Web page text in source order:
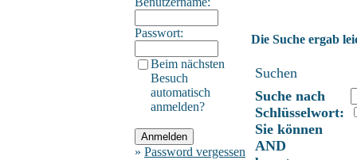
Passwort:
Beim nächsten
Besuch
automatisch
anmelden?
» Password vergessen
Die Suche ergab
Suchen
Suche nach
Schlüsselwort:
Sie können
AND